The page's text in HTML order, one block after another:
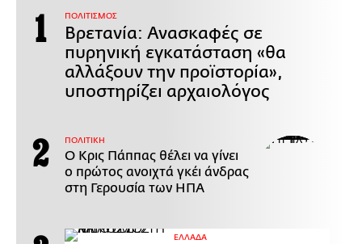
ΠΟΛΙΤΙΣΜΟΣ
Βρετανία: Ανασκαφές σε
πυρηνική εγκατάσταση «θα
αλλάξουν την προϊστορία»,
υποστηρίζει αρχαιολόγος
ΠΟΛΙΤΙΚΗ
Ο Κρις Πάππας θέλει να γίνει
ο πρώτος ανοιχτά γκέι άνδρας
στη Γερουσία των ΗΠΑ
ΕΛΛΑΔΑ